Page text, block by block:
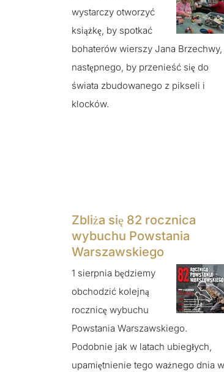
wystarczy otworzyć
książkę, by spotkać
bohaterów wierszy Jana Brzechwy,
następnego, by przenieść się do
świata zbudowanego z pikseli i
klocków.
Zbliża się 82 rocznica
wybuchu Powstania
Warszawskiego
1 sierpnia będziemy
obchodzić kolejną
rocznicę wybuchu
Powstania Warszawskiego.
Podobnie jak w latach ubiegłych,
upamiętnienie tego ważnego dnia w